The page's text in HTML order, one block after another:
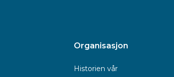
Organisasjon
Historien vår